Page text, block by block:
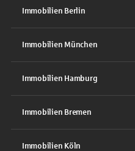
Immobilien Berlin
Immobilien München
Immobilien Hamburg
Immobilien Bremen
Immobilien Köln